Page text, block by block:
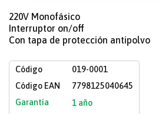
220V Monofásico
Interruptor on/off
Con tapa de protección antipolvo
Código
019-0001
Código EAN
7798125040645
Garantía
1 año